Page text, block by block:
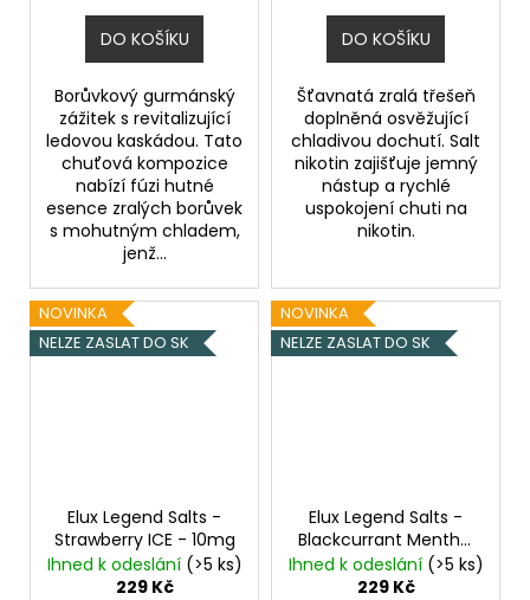
DO KOŠÍKU
Borůvkový gurmánský
zážitek s revitalizující
ledovou kaskádou. Tato
chuťová kompozice
nabízí fúzi hutné
esence zralých borůvek
s mohutným chladem,
jenž...
DO KOŠÍKU
Šťavnatá zralá třešeň
doplněná osvěžující
chladivou dochutí. Salt
nikotin zajišťuje jemný
nástup a rychlé
uspokojení chuti na
nikotin.
NOVINKA
NELZE ZASLAT DO SK
Elux Legend Salts -
Strawberry ICE - 10mg
Ihned k odeslání (>5 ks)
229 Kč
NOVINKA
NELZE ZASLAT DO SK
Elux Legend Salts -
Blackcurrant Menthol
- 10mg
Ihned k odeslání (>5 ks)
229 Kč